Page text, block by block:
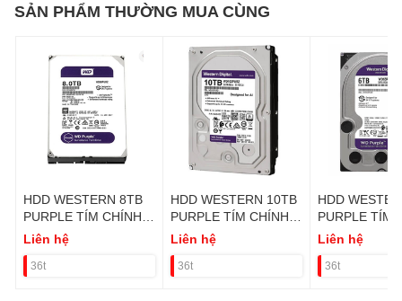
SẢN PHẨM THƯỜNG MUA CÙNG
HDD WESTERN 8TB
PURPLE TÍM CHÍNH
HÃNG VAT
Liên hệ
36t
HDD WESTERN 10TB
PURPLE TÍM CHÍNH
HÃNG VAT
Liên hệ
36t
HDD
PURPLE TÍM
HÃNG VAT
Liên hệ
36t